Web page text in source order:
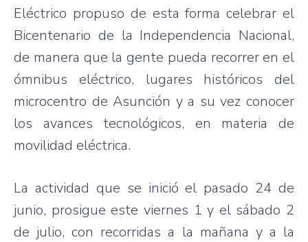
Eléctrico propuso de esta forma celebrar el
Bicentenario de la Independencia Nacional,
de manera que la gente pueda recorrer en el
ómnibus eléctrico, lugares históricos del
microcentro de Asunción y a su vez conocer
los avances tecnológicos, en materia de
movilidad eléctrica.
La actividad que se inició el pasado 24 de
junio, prosigue este viernes 1 y el sábado 2
de julio, con recorridas a la mañana y a la